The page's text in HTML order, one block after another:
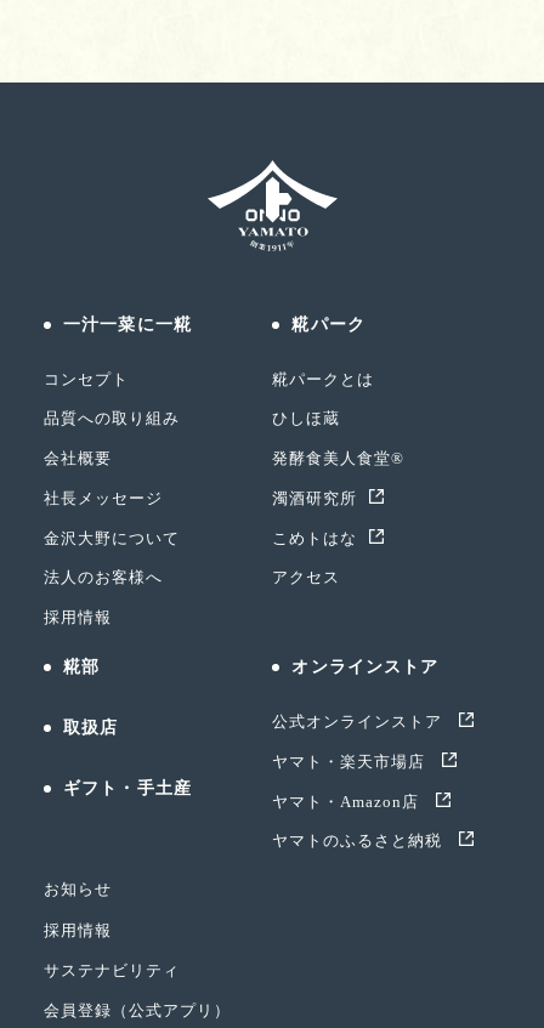
一汁一菜に一糀
コンセプト
品質への取り組み
会社概要
社長メッセージ
金沢大野について
法人のお客様へ
採用情報
糀パーク
糀パークとは
ひしほ蔵
発酵食美人食堂®
濁酒研究所
こめトはな
アクセス
糀部
取扱店
ギフト・手土産
オンラインストア
公式オンラインストア
ヤマト・楽天市場店
ヤマト・Amazon店
ヤマトのふるさと納税
お知らせ
採用情報
サステナビリティ
会員登録（公式アプリ）